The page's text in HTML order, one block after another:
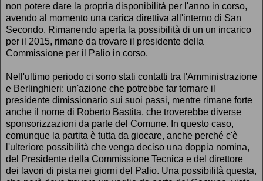
non potere dare la propria disponibilità per l'anno in corso,
avendo al momento una carica direttiva all'interno di San
Secondo. Rimanendo aperta la possibilità di un un incarico
per il 2015, rimane da trovare il presidente della
Commissione per il Palio in corso.
Nell'ultimo periodo ci sono stati contatti tra l'Amministrazione
e Berlinghieri: un'azione che potrebbe far tornare il
presidente dimissionario sui suoi passi, mentre rimane forte
anche il nome di Roberto Bastita, che troverebbe diverse
sponsorizzazioni da parte del Comune. In questo caso,
comunque la partita è tutta da giocare, anche perché c'è
l'ulteriore possibilità che venga deciso una doppia nomina,
del Presidente della Commissione Tecnica e del direttore
dei lavori di pista nei giorni del Palio. Una possibilità questa,